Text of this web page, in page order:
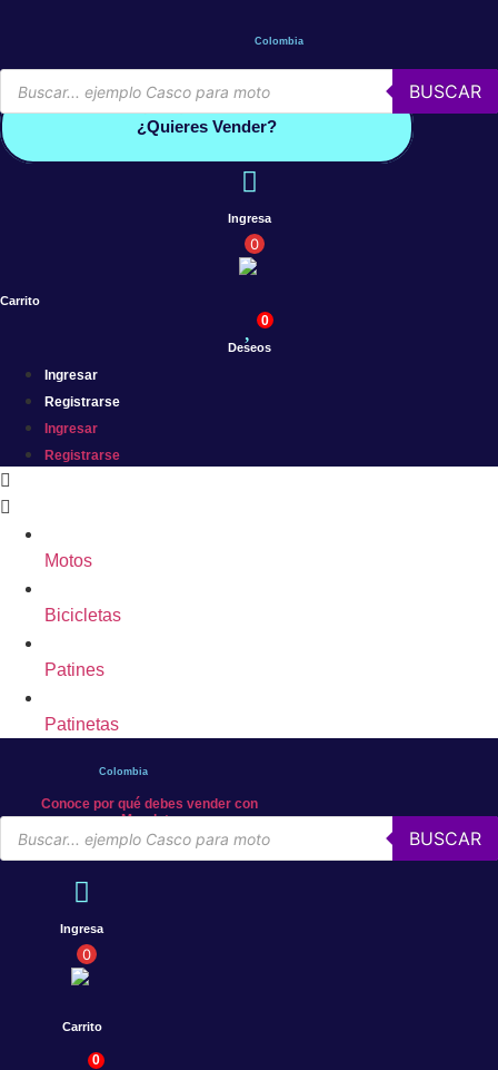
contenido
Colombia
Búsqueda
de
productos
BUSCAR
Conoce por qué debes vender con mercleta
¿Quieres Vender?
Ingresa
0
Carrito
Deseos
0
Ingresar
Registrarse
Ingresar
Registrarse
Motos
Bicicletas
Patines
Patinetas
Colombia
Conoce por qué debes vender con
Mercleta
Búsqueda
de
productos
BUSCAR
Ingresa
0
Carrito
0